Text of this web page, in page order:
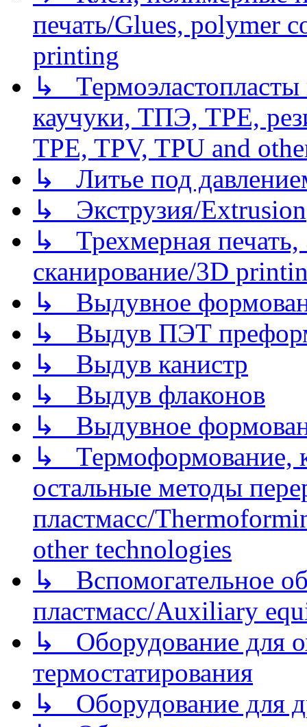
печать/Glues, polymer
printing
↳
каучуки, ТПЭ, TPE,
TPE, TPV, TPU and
↳ Литье под
↳ Экструзия/Extrusion
↳ Трехмерная
сканирование/3D
↳ Выдувное
↳ Выдув ПЭТ
↳ Выдув канистр
↳ Выдув флаконов
↳ Выдувное
↳ Термоформование,
остальные методы
пластмасс/
other technologies
↳ Вспомогательное
пластмасс/Auxiliary
↳ Оборудование для
термостатирования
↳ Оборудование для